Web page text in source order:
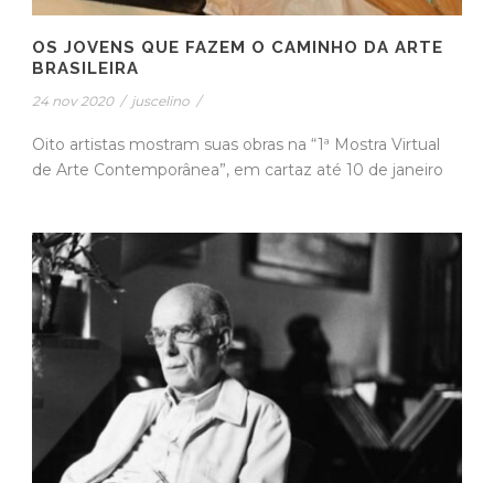
OS JOVENS QUE FAZEM O CAMINHO DA ARTE
BRASILEIRA
24 nov 2020 / juscelino /
Oito artistas mostram suas obras na “1ª Mostra Virtual
de Arte Contemporânea”, em cartaz até 10 de janeiro